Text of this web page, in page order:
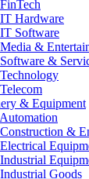
FinTech
IT Hardware
IT Software
Media &
Software &
Technology
Telecom
& Equipment
Automation
Construction &
Electrical
Industrial
Industrial Goods